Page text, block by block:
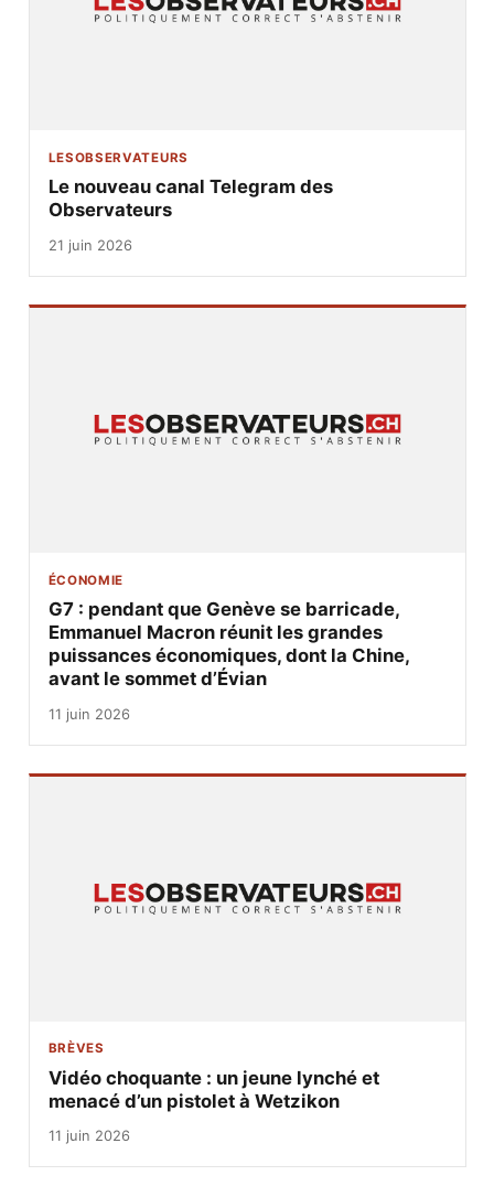
LESOBSERVATEURS
Le nouveau canal Telegram des
Observateurs
21 juin 2026
ÉCONOMIE
G7 : pendant que Genève se barricade,
Emmanuel Macron réunit les grandes
puissances économiques, dont la Chine,
avant le sommet d’Évian
11 juin 2026
BRÈVES
Vidéo choquante : un jeune lynché et
menacé d’un pistolet à Wetzikon
11 juin 2026